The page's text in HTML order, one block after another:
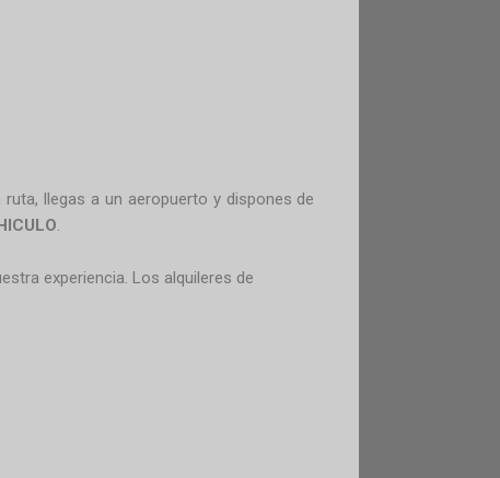
llegas a un aeropuerto y dispones de
experiencia. Los alquileres de